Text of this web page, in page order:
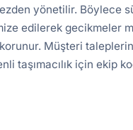
yönetilir. Böylece
edilerek gecikmeler
Müşteri
taşımacılık için ekip